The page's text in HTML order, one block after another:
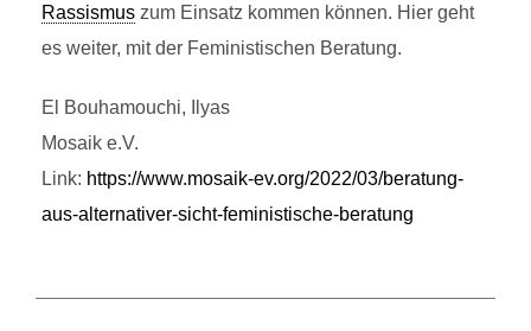
Rassismus zum Einsatz kommen können. Hier geht
es weiter, mit der Feministischen Beratung.
El Bouhamouchi, Ilyas
Mosaik e.V.
Link: https://www.mosaik-ev.org/2022/03/beratung-
aus-alternativer-sicht-feministische-beratung